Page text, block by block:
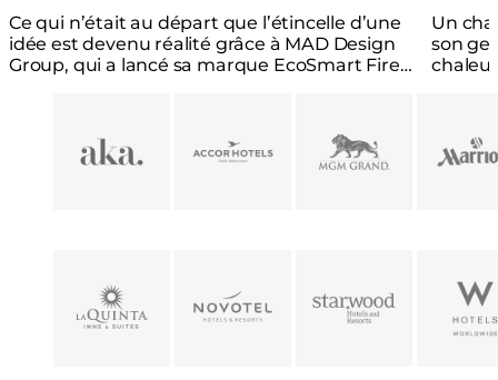
Ce qui n’était au départ que l’étincelle d’une
idée est devenu réalité grâce à MAD Design
Group, qui a lancé sa marque EcoSmart Fire,
Un
son